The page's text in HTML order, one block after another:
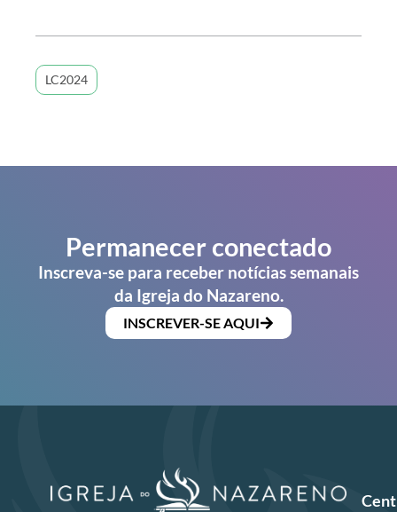
LC2024
Permanecer conectado
Inscreva-se para receber notícias semanais
da Igreja do Nazareno.
INSCREVER-SE AQUI